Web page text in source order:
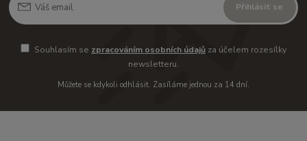
Přihlásit se
Souhlasím se zpracováním osobních údajůza účelem rozesílky
newsletteru.
Můžete se kdykoli odhlásit. Zasíláme jednou za 14 dní.